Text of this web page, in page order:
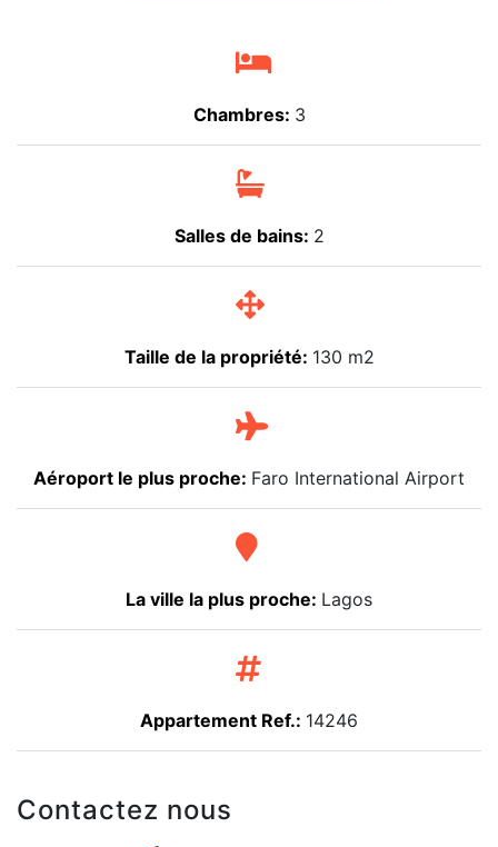
Chambres: 3
Salles de bains: 2
Taille de la propriété: 130 m2
Aéroport le plus proche: Faro International Airport
La ville la plus proche: Lagos
Appartement Ref.: 14246
Contactez nous